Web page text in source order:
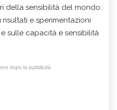
della sensibilità del mondo
e sperimentazioni
sulle capacità e sensibilità
dopo la pubblicità